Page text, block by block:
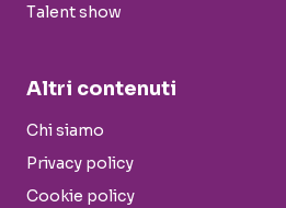
Talent show
Altri contenuti
Chi siamo
Privacy policy
Cookie policy